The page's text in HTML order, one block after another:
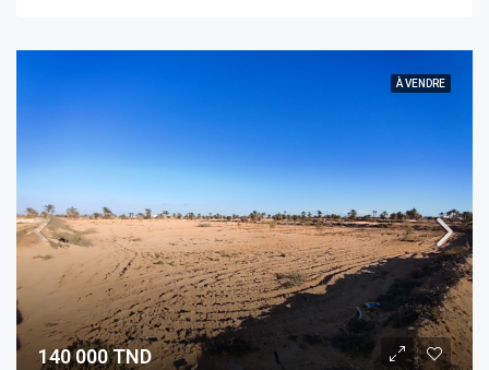
À VENDRE
140 000 TND